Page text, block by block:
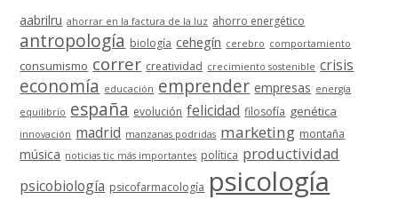
aabrilru ahorrar en la factura de la luz ahorro energético
antropología biología cehegín cerebro comportamiento
consumismo correr creatividad crecimiento sostenible crisis
economía educación emprender empresas energía
equilibrio españa evolución felicidad filosofía genética
innovación madrid manzanas podridas marketing montaña
música noticias tic más importantes política productividad
psicobiología psicofarmacología psicología